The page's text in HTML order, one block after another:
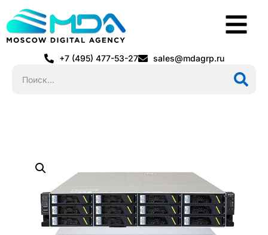
+7 (495) 477-53-27 sales@mdagrp.ru